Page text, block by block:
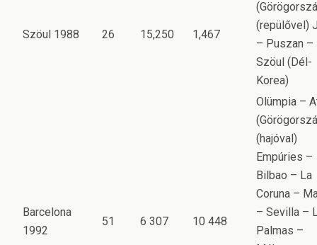
Szöul 1988 26 15,250 1,467
(repülővel)
– Puszan –
Szöul (Dél-
Korea)
Barcelona
1992
51 6 307 10 448
Olümpia –
(hajóval)
Empúries –
Bilbao – La
Coruna –
– Sevilla –
Palmas –